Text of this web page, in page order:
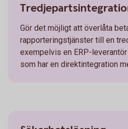
Gör det möjligt att överlåta
rapporteringstjänster till en
exempelvis en ERP-
som har en direktintegration